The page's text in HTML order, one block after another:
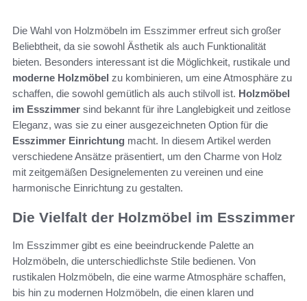
Die Wahl von Holzmöbeln im Esszimmer erfreut sich großer
Beliebtheit, da sie sowohl Ästhetik als auch Funktionalität
bieten. Besonders interessant ist die Möglichkeit, rustikale und
moderne Holzmöbel zu kombinieren, um eine Atmosphäre zu
schaffen, die sowohl gemütlich als auch stilvoll ist. Holzmöbel
im Esszimmer sind bekannt für ihre Langlebigkeit und zeitlose
Eleganz, was sie zu einer ausgezeichneten Option für die
Esszimmer Einrichtung macht. In diesem Artikel werden
verschiedene Ansätze präsentiert, um den Charme von Holz
mit zeitgemäßen Designelementen zu vereinen und eine
harmonische Einrichtung zu gestalten.
Die Vielfalt der Holzmöbel im Esszimmer
Im Esszimmer gibt es eine beeindruckende Palette an
Holzmöbeln, die unterschiedlichste Stile bedienen. Von
rustikalen Holzmöbeln, die eine warme Atmosphäre schaffen,
bis hin zu modernen Holzmöbeln, die einen klaren und